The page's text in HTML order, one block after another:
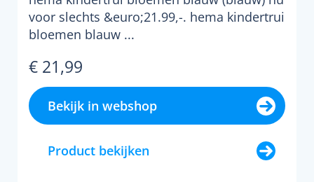
voor slechts &euro;21.99,-. hema kindertrui
bloemen blauw ...
€ 21,99
Bekijk in webshop
Product bekijken